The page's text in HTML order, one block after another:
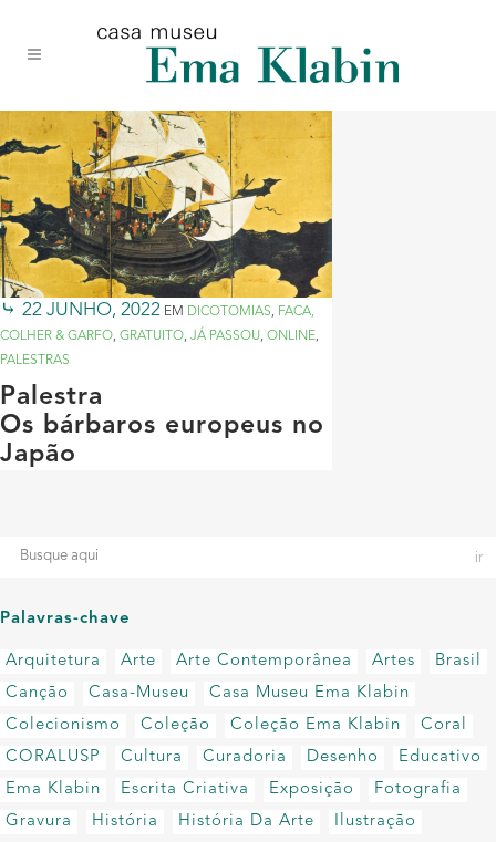
conteúdo
navegação
site
22 JUNHO, 2022 EM DICOTOMIAS, FACA,
COLHER & GARFO, GRATUITO, JÁ PASSOU, ONLINE,
PALESTRAS
Palestra
Os bárbaros europeus no
Japão
Palavras-chave
Arquitetura Arte Arte Contemporânea Artes
Brasil
Canção
Casa-Museu
Casa Museu Ema Klabin
Colecionismo
Coleção Coleção Ema Klabin
Coral
CORALUSP
Cultura Curadoria Desenho
Educativo
Ema Klabin
Escrita Criativa Exposição
Fotografia
Gravura
História História Da Arte
Ilustração